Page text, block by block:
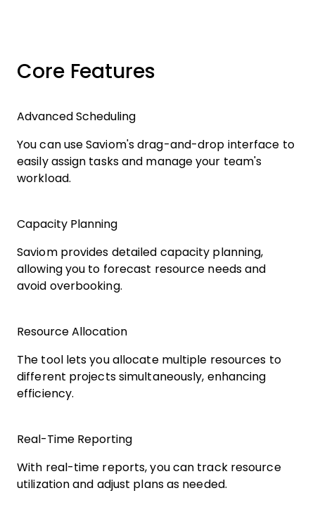
Core Features
Advanced Scheduling
You can use Saviom's drag-and-drop interface to
easily assign tasks and manage your team's
workload.
Capacity Planning
Saviom provides detailed capacity planning,
allowing you to forecast resource needs and
avoid overbooking.
Resource Allocation
The tool lets you allocate multiple resources to
different projects simultaneously, enhancing
efficiency.
Real-Time Reporting
With real-time reports, you can track resource
utilization and adjust plans as needed.